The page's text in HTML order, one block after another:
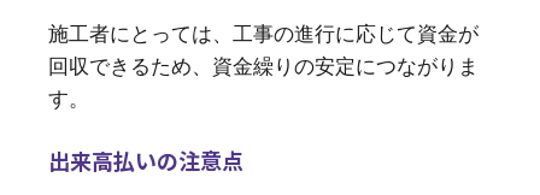
施工者にとっては、工事の進行に応じて資金が
回収できるため、資金繰りの安定につながりま
す。
出来高払いの注意点